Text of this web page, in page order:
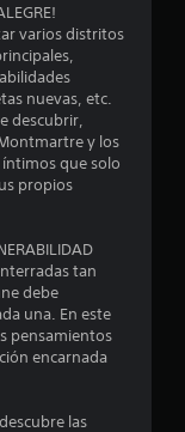
varios distritos
nuevas, etc.
descubrir,
y los
íntimos que solo
propios
tan
debe
una. En este
pensamientos
encarnada
las